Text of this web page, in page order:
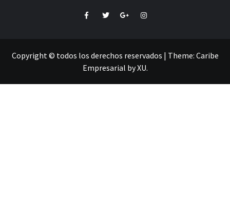
FacebookTwitterGoogle+Instagram
Copyright © todos los derechos reservados | Theme: Caribe
Empresarial byXU.